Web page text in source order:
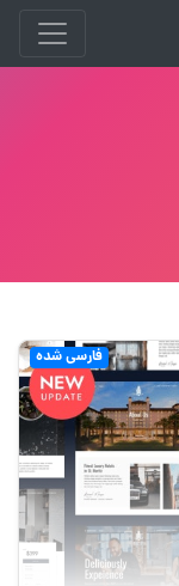
فارسی شده